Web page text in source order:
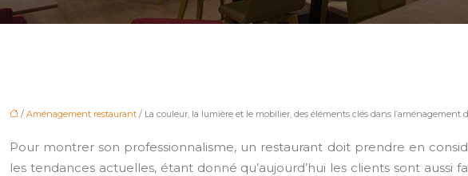
/ Aménagement restaurant / La couleur, la lumière et le mobilier, des éléments clés dans l’aménagement
Pour montrer son professionnalisme, un restaurant doit prendre en
les tendances actuelles, étant donné qu’aujourd’hui les clients sont